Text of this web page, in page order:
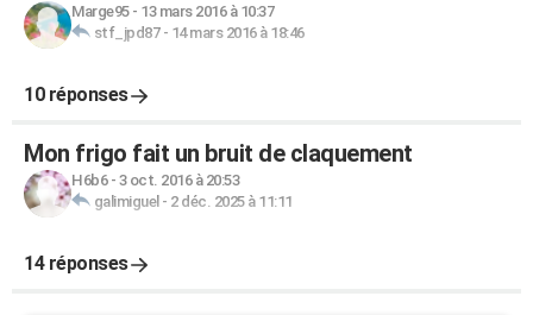
Marge95- 13 mars 2016 à 10:37
stf_jpd87- 14 mars 2016 à 18:46
10 réponses
Mon frigo fait un bruit de claquement
H6b6- 3 oct. 2016 à 20:53
galimiguel - 2 déc. 2025 à 11:11
14 réponses